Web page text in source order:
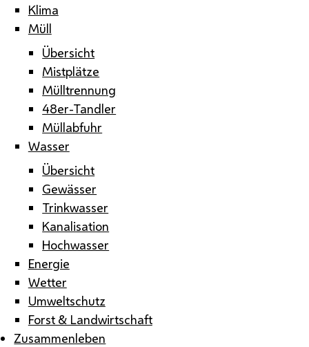
Klima
Müll
Übersicht
Mistplätze
Mülltrennung
48er-Tandler
Müllabfuhr
Wasser
Übersicht
Gewässer
Trinkwasser
Kanalisation
Hochwasser
Energie
Wetter
Umweltschutz
Forst & Landwirtschaft
Zusammenleben